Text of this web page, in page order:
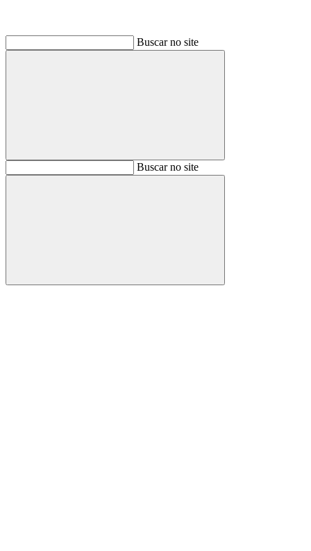
Buscar no site
BuscarBuscar no site
Buscar